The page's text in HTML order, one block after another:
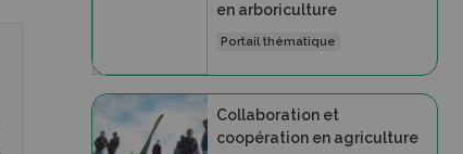
en arboriculture
Portail thématique
Collaboration et
coopération en agriculture